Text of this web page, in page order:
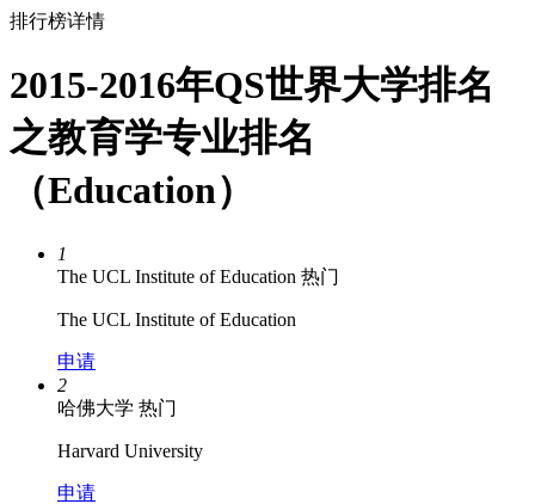
排行榜详情
2015-2016年QS世界大学排名
之教育学专业排名
（Education）
1
The UCL Institute of Education 热门
The UCL Institute of Education
申请
2
哈佛大学 热门
Harvard University
申请